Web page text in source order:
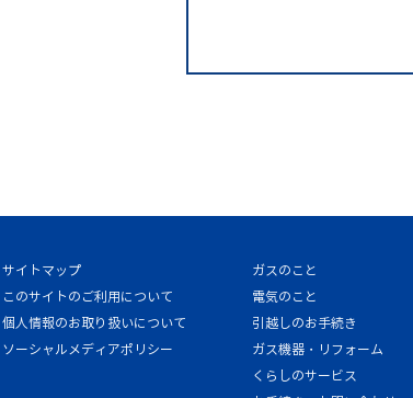
サイトマップ
このサイトのご利用について
個人情報のお取り扱いについて
ソーシャルメディアポリシー
ガスのこと
電気のこと
引越しのお手続き
ガス機器・リフォーム
くらしのサービス